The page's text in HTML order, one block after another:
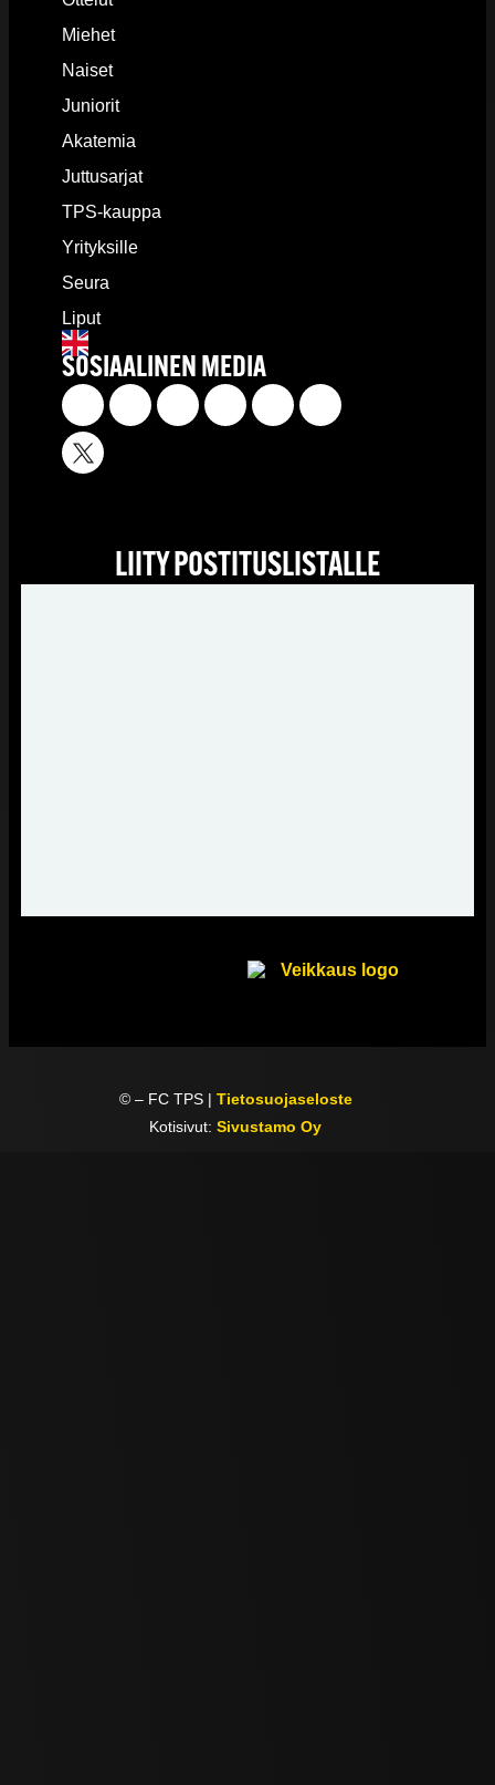
Miehet
Naiset
Juniorit
Akatemia
Juttusarjat
TPS-kauppa
Yrityksille
Seura
Liput
SOSIAALINEN MEDIA
LIITY POSTITUSLISTALLE
© – FC TPS | Tietosuojaseloste
Kotisivut:Sivustamo Oy